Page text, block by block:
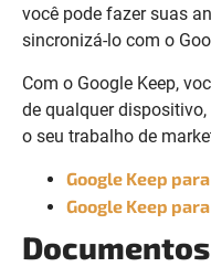
você pode fazer suas
sincronizá-lo com o
Com o Google Keep,
de qualquer
o seu trabalho de
Google Keep
Google Keep para